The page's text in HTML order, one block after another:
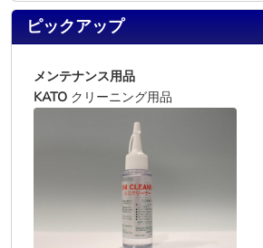
ピックアップ
メンテナンス用品
KATO クリーニング用品